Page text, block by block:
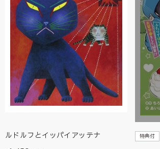
ルドルフとイッパイアッテナ 特典付